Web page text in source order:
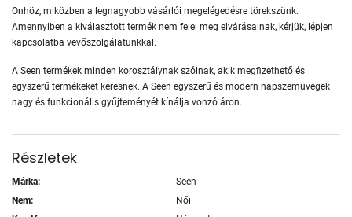
Önhöz, miközben a legnagyobb vásárlói megelégedésre törekszünk.
Amennyiben a kiválasztott termék nem felel meg elvárásainak, kérjük, lépjen
kapcsolatba vevőszolgálatunkkal.
A Seen termékek minden korosztálynak szólnak, akik megfizethető és
egyszerű termékeket keresnek. A Seen egyszerű és modern napszemüvegek
nagy és funkcionális gyűjteményét kínálja vonzó áron.
Részletek
Márka:
Seen
Nem:
Női